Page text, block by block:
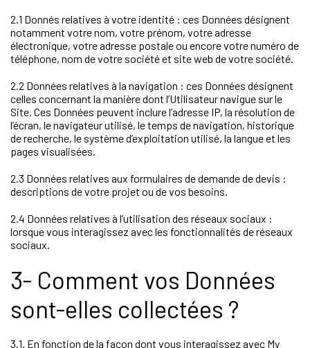
2.1 Donnés relatives à votre identité : ces Données désignent
notamment votre nom, votre prénom, votre adresse
électronique, votre adresse postale ou encore votre numéro de
téléphone, nom de votre société et site web de votre société.
2.2 Données relatives à la navigation : ces Données désignent
celles concernant la manière dont l’Utilisateur navigue sur le
Site. Ces Données peuvent inclure l’adresse IP, la résolution de
l’écran, le navigateur utilisé, le temps de navigation, historique
de recherche, le système d’exploitation utilisé, la langue et les
pages visualisées.
2.3 Données relatives aux formulaires de demande de devis :
descriptions de votre projet ou de vos besoins.
2.4 Données relatives à l’utilisation des réseaux sociaux :
lorsque vous interagissez avec les fonctionnalités de réseaux
sociaux.
3- Comment vos Données
sont-elles collectées ?
3.1. En fonction de la façon dont vous interagissez avec My